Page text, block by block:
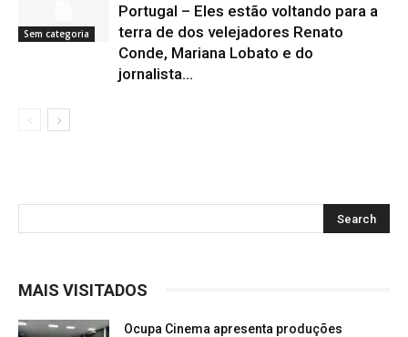
Sem categoria
Portugal – Eles estão voltando para a
terra de dos velejadores Renato
Conde, Mariana Lobato e do
jornalista...
MAIS VISITADOS
Ocupa Cinema apresenta produções